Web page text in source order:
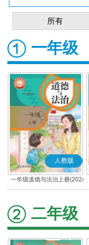
所有
一年级
人教版
一年级道德与法治上册(2024
秋版)(部编版)
二年级